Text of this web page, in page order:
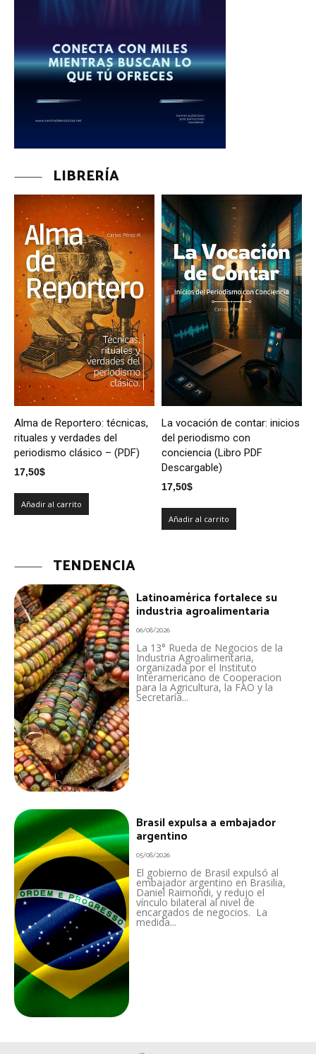
LIBRERÍA
Alma de Reportero: técnicas,
rituales y verdades del
periodismo clásico – (PDF)
17,50$
Añadir al carrito
La vocación de contar: inicios
del periodismo con
conciencia (Libro PDF
Descargable)
17,50$
Añadir al carrito
TENDENCIA
Latinoamérica fortalece su
industria agroalimentaria
06/08/2026
La 13° Rueda de Negocios de la
Industria Agroalimentaria,
organizada por el Instituto
Interamericano de Cooperacion
para la Agricultura, la FAO y la
Secretaría...
Brasil expulsa a embajador
argentino
05/08/2026
El gobierno de Brasil expulsó al
embajador argentino en Brasilia,
Daniel Raimondi, y redujo el
vínculo bilateral al nivel de
encargados de negocios. La
medida...